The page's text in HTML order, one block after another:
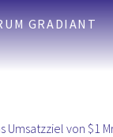
GRADIANT
von $1